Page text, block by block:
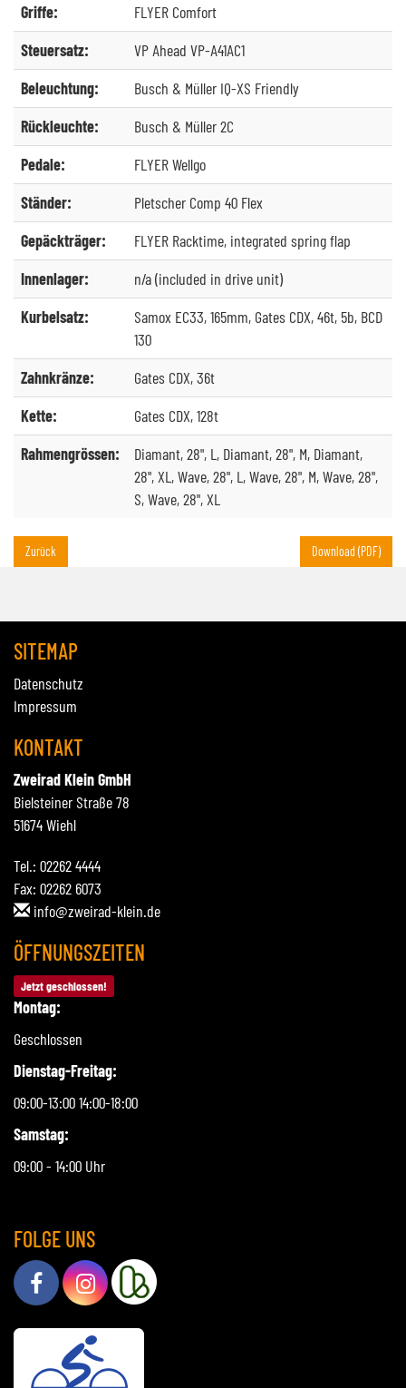
Griffe:
FLYER Comfort
Steuersatz:
VP Ahead VP-A41AC1
Beleuchtung:
Busch & Müller IQ-XS Friendly
Rückleuchte:
Busch & Müller 2C
Pedale:
FLYER Wellgo
Ständer:
Pletscher Comp 40 Flex
Gepäckträger:
FLYER Racktime, integrated spring flap
Innenlager:
n/a (included in drive unit)
Kurbelsatz:
Samox EC33, 165mm, Gates CDX, 46t, 5b, BCD
130
Zahnkränze:
Gates CDX, 36t
Kette:
Gates CDX, 128t
Rahmengrössen:
Diamant, 28", L, Diamant, 28", M, Diamant,
28", XL, Wave, 28", L, Wave, 28", M, Wave, 28",
S, Wave, 28", XL
Zurück Download (PDF)
SITEMAP
Datenschutz
Impressum
KONTAKT
Zweirad Klein GmbH
Bielsteiner Straße 78
51674 Wiehl
Tel.: 02262 4444
Fax: 02262 6073
info@zweirad-klein.de
ÖFFNUNGSZEITEN
Jetzt geschlossen!
Montag:
Geschlossen
Dienstag-Freitag:
09:00-13:00 14:00-18:00
Samstag:
09:00 - 14:00 Uhr
FOLGE UNS